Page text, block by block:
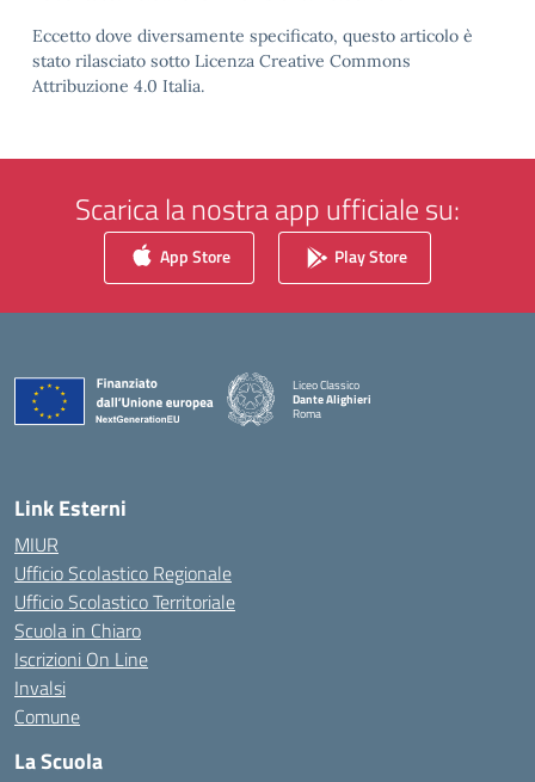
Eccetto dove diversamente specificato, questo articolo è
stato rilasciato sotto Licenza Creative Commons
Attribuzione 4.0 Italia.
Scarica la nostra app ufficiale su:
App Store Play Store
Liceo Classico
Dante Alighieri
Roma
Link Esterni
MIUR
Ufficio Scolastico Regionale
Ufficio Scolastico Territoriale
Scuola in Chiaro
Iscrizioni On Line
Invalsi
Comune
La Scuola